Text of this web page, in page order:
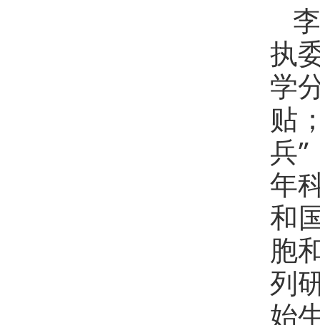
执
学
贴
兵
年
和
胞
列
始